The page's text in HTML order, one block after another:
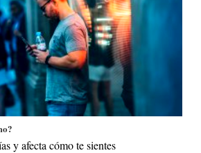
y afecta cómo te sientes